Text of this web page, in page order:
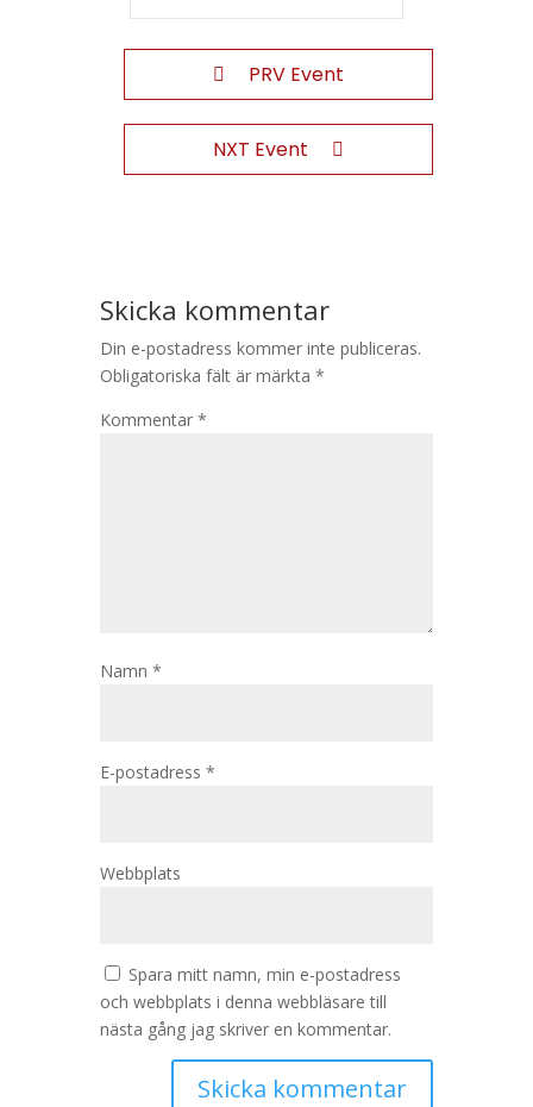
PRV Event
NXT Event
Skicka kommentar
Din e-postadress kommer inte publiceras.
Obligatoriska fält är märkta *
Kommentar *
Namn *
E-postadress *
Webbplats
Spara mitt namn, min e-postadress
och webbplats i denna webbläsare till
nästa gång jag skriver en kommentar.